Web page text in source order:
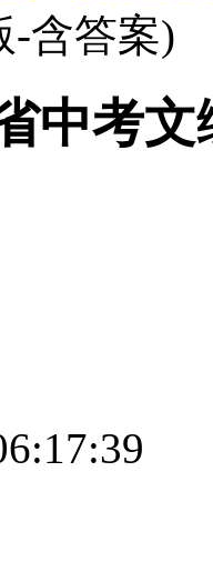
-含答案)
中考